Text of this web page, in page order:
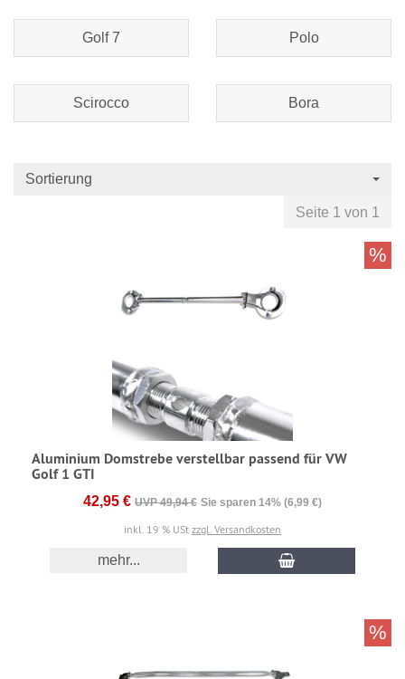
Golf 7 Polo
Scirocco Bora
Sortierung
Seite 1 von 1
Aluminium Domstrebe verstellbar passend für VW
Golf 1 GTI
42,95 € UVP 49,94 € Sie sparen 14% (6,99 €)
inkl. 19 % USt zzgl. Versandkosten
mehr...
%
%